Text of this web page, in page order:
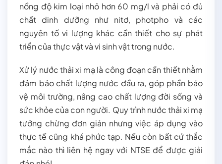
nồng độ kim loại nhỏ hơn 60 mg/l và phải có đủ
chất dinh dưỡng như nitơ, photpho và các
nguyên tố vi lượng khác cần thiết cho sự phát
triển của thực vật và vi sinh vật trong nước.
Xử lý nước thải xi mạ là công đoạn cần thiết nhằm
đảm bảo chất lượng nước đầu ra, góp phần bảo
vệ môi trường, nâng cao chất lượng đời sống và
sức khỏe của con người. Quy trình nước thải xi mạ
tưởng chừng đơn giản nhưng việc áp dụng vào
thực tế cũng khá phức tạp. Nếu còn bất cứ thắc
mắc nào thì liên hệ ngay với NTSE để được giải